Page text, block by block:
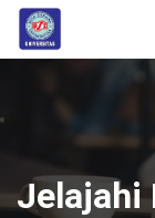
Jelajahi